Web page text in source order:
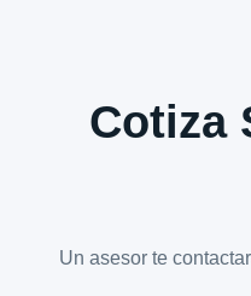
Cotiza
Un asesor te